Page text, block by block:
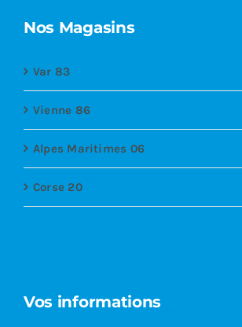
Nos Magasins
Var 83
Vienne 86
Alpes Maritimes 06
Corse 20
Vos informations